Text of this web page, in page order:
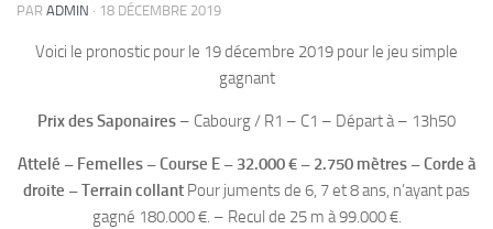
PAR ADMIN · 18 DÉCEMBRE 2019
Voici le pronostic pour le 19 décembre 2019 pour le jeu simple
gagnant
Prix des Saponaires – Cabourg / R1 – C1 – Départ à – 13h50
Attelé – Femelles – Course E – 32.000 € – 2.750 mètres – Corde à
droite – Terrain collant Pour juments de 6, 7 et 8 ans, n’ayant pas
gagné 180.000 €. – Recul de 25 m à 99.000 €.